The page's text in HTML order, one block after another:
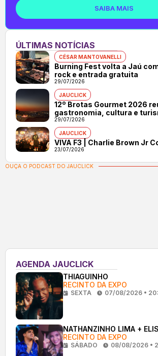
SAIBA MAIS
ÚLTIMAS NOTÍCIAS
CÉSAR MANTOVANELLI
Burning Fest volta a Jaú
rock e entrada gratuita
29/07/2026
JAUCLICK
12º Brotas Gourmet 2026
gastronomia, cultura e
29/07/2026
JAUCLICK
VIVA F3 | Charlie Brown Jr
23/07/2026
OUÇA O PODCAST DO JAUCLICK
AGENDA JAUCLICK
THIAGUINHO
RECINTO DA EXPO
SEXTA 07/08/2026 •
NATHANZINHO LIMA +
RECINTO DA EXPO
SÁBADO 08/08/2026 •